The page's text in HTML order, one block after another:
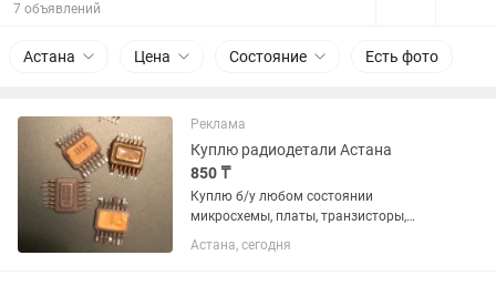
7 объявлений
Астана Цена Состояние Есть фото
Реклама
Куплю радиодетали Астана
850 ₸
Куплю б/у любом состоянии
микросхемы, платы, транзисторы,
разъемы,реле, контакты от пускателей
и контакты от реле. Приборы-КИП и их
Астана, сегодня